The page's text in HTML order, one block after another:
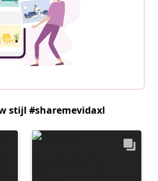
stijl #sharemevidaxl